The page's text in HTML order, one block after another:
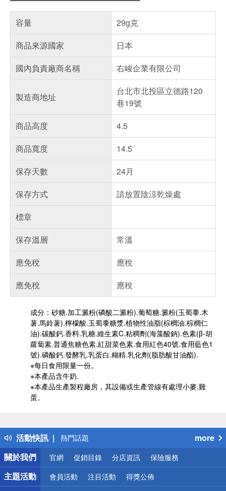
容量
29g克
商品來源國家
日本
國內負責廠商名稱
右峻企業有限公司
製造商地址
台北市北投區立德路120
巷19號
商品高度
4.5
商品寬度
14.5
保存天數
24月
保存方式
請放置陰涼乾燥處
標章
保存溫層
常溫
應免稅
應稅
應免稅
應稅
成分：砂糖.加工澱粉(磷酸二澱粉).葡萄糖.澱粉(玉蜀黍.木
薯.馬鈴薯).檸檬酸.玉蜀黍糖漿.植物性油脂(棕櫚油.棕櫚仁
油).碳酸鈣.香料.乳糖.維生素C.粘稠劑(海藻酸鈉).色素(β-胡
蘿蔔素.普通焦糖色素.紅甜菜色素.食用紅色40號.食用藍色1
號).磷酸鈣.發酵乳.乳蛋白.糊精.乳化劑(脂肪酸甘油酯).
※每日食用限量一份。
※本產品含牛奶.
※本產品生產製程廠房，其設備或生產管線有處理小麥.雞
蛋。
活動快訊
得獎公告
熱門話題
銀行優惠
偏遠地區配送
詐騙網頁！請小心！
more
關於我們
官網 促銷目錄 分店資訊 保險服務
主題活動 會員活動 注目活動 得獎公佈